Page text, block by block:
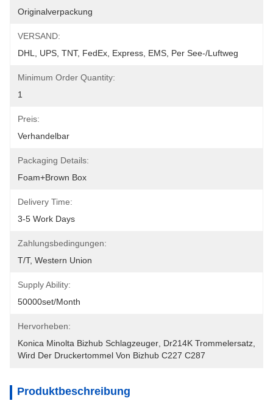
Originalverpackung
VERSAND:
DHL, UPS, TNT, FedEx, Express, EMS, Per See-/Luftweg
Minimum Order Quantity:
1
Preis:
Verhandelbar
Packaging Details:
Foam+Brown Box
Delivery Time:
3-5 Work Days
Zahlungsbedingungen:
T/T, Western Union
Supply Ability:
50000set/Month
Hervorheben:
Konica Minolta Bizhub Schlagzeuger Dr214K Trommelersatz
Wird Der Druckertommel Von Bizhub C227 C287
Produktbeschreibung